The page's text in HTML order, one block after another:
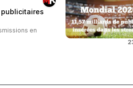
publicitaires
en